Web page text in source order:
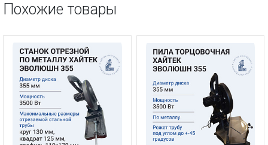
Похожие товары